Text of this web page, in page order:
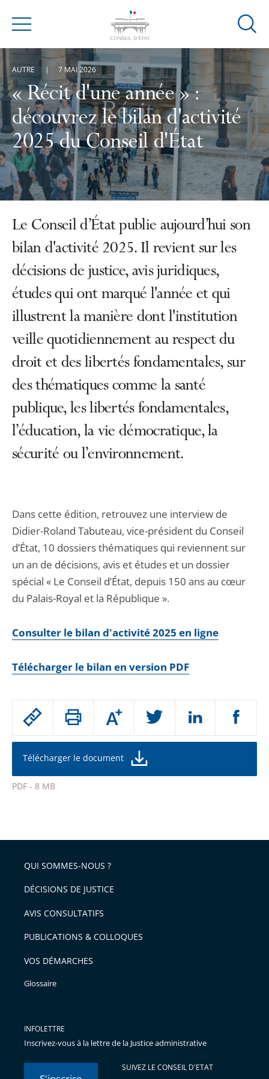
Menu
Ouvrir
« Récit d'une année » :
découvrez le bilan d'activité
2025 du Conseil d'État
AUTRE 7 MAI 2026
Passer
partage
de
l'article
pour
Augmenter
ou
la
de
police
Télécharger le document
PDF - 8 MB
l'article
pour
avant
Le Conseil d’État publie aujourd’hui son
bilan d'activité 2025. Il revient sur les
décisions de justice, avis juridiques,
études qui ont marqué l'année et qui
illustrent la manière dont l'institution
veille quotidiennement au respect du
droit et des libertés fondamentales, sur
des thématiques comme la santé
publique, les libertés fondamentales,
l’éducation, la vie démocratique, la
sécurité ou l’environnement.
Dans cette édition, retrouvez une interview de
Didier-Roland Tabuteau, vice-président du Conseil
d’État, 10 dossiers thématiques qui reviennent sur
un an de décisions, avis et études et un dossier
spécial « Le Conseil d’État, depuis 150 ans au cœur
du Palais-Royal et la République ».
Consulter le bilan d'activité 2025 en ligne
Télécharger le bilan en version PDF
QUI SOMMES-NOUS ?
DÉCISIONS DE JUSTICE
AVIS CONSULTATIFS
PUBLICATIONS & COLLOQUES
VOS DÉMARCHES
Glossaire
INFOLETTRE
Inscrivez-vous à la lettre de la Justice administrative
SUIVEZ LE CONSEIL D'ETAT